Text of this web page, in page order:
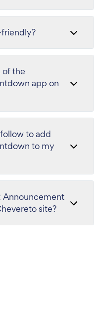
of the
app on
to add
to my
Announcement
site?